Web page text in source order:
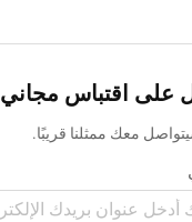
على اقتباس مجاني
معك ممثلنا قريبًا.